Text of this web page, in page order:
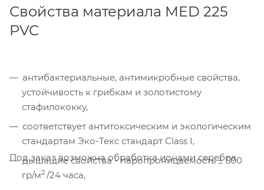
Свойства материала MED 225
PVC
антибактериальные, антимикробные свойства,
устойчивость к грибкам и золотистому
стафилококку,
соответствует антитоксическим и экологическим
стандартам Эко-Текс стандарт Class I,
дышащие свойства - паропроницаемость ± 500
гр/м2 /24 часа,
Под заказ возможна обработка ионами серебра.